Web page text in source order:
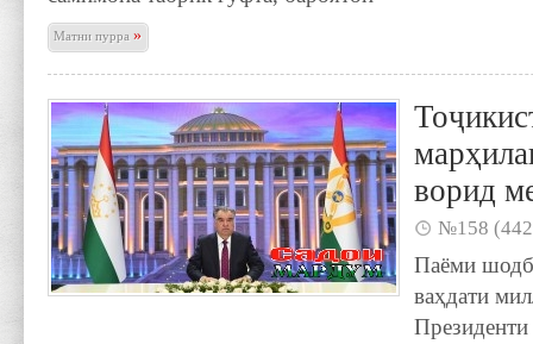
Матни пурра»
ворид
№158
Паёми
ваҳдати